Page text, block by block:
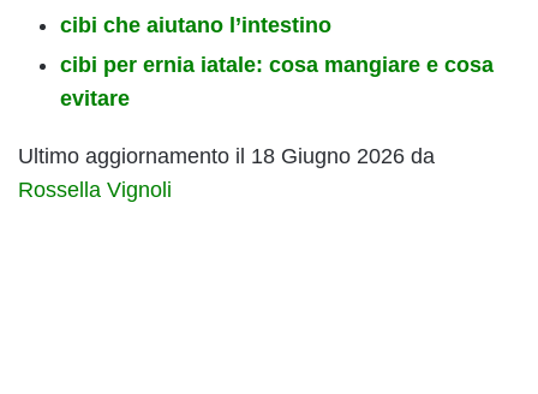
cibi che aiutano l’intestino
cibi per ernia iatale: cosa mangiare e cosa
evitare
Ultimo aggiornamento il 18 Giugno 2026 da
Rossella Vignoli